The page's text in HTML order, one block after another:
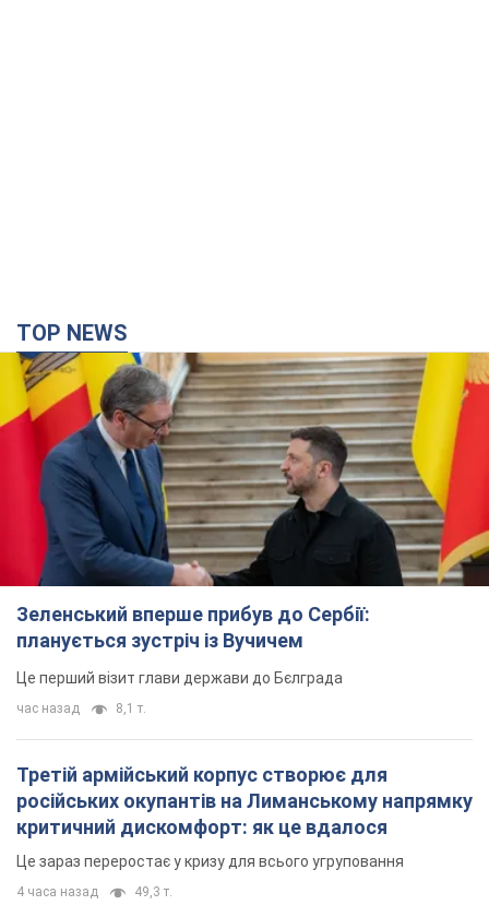
TOP NEWS
Зеленський вперше прибув до Сербії:
планується зустріч із Вучичем
Це перший візит глави держави до Бєлграда
час назад 8,1 т.
Третій армійський корпус створює для
російських окупантів на Лиманському напрямку
критичний дискомфорт: як це вдалося
Це зараз переростає у кризу для всього угруповання
4 часа назад 49,3 т.